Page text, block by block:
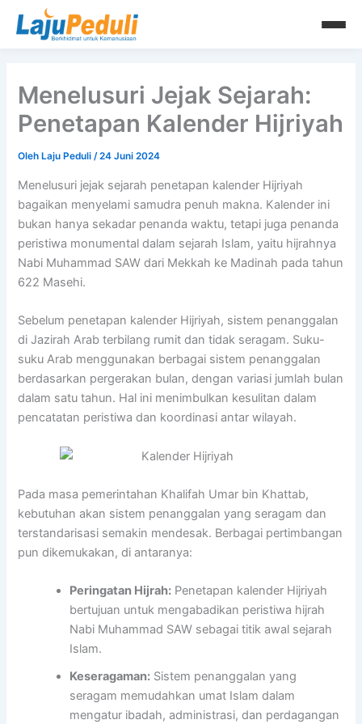
Menelusuri Jejak Sejarah:
Penetapan Kalender Hijriyah
Oleh Laju Peduli/24 Juni 2024
Menelusuri jejak sejarah penetapan kalender Hijriyah
bagaikan menyelami samudra penuh makna. Kalender ini
bukan hanya sekadar penanda waktu, tetapi juga penanda
peristiwa monumental dalam sejarah Islam, yaitu hijrahnya
Nabi Muhammad SAW dari Mekkah ke Madinah pada tahun
622 Masehi.
Sebelum penetapan kalender Hijriyah, sistem penanggalan
di Jazirah Arab terbilang rumit dan tidak seragam. Suku-
suku Arab menggunakan berbagai sistem penanggalan
berdasarkan pergerakan bulan, dengan variasi jumlah bulan
dalam satu tahun. Hal ini menimbulkan kesulitan dalam
pencatatan peristiwa dan koordinasi antar wilayah.
Pada masa pemerintahan Khalifah Umar bin Khattab,
kebutuhan akan sistem penanggalan yang seragam dan
terstandarisasi semakin mendesak. Berbagai pertimbangan
pun dikemukakan, di antaranya:
Peringatan Hijrah: Penetapan kalender Hijriyah
bertujuan untuk mengabadikan peristiwa hijrah
Nabi Muhammad SAW sebagai titik awal sejarah
Islam.
Keseragaman: Sistem penanggalan yang
seragam memudahkan umat Islam dalam
mengatur ibadah, administrasi, dan perdagangan